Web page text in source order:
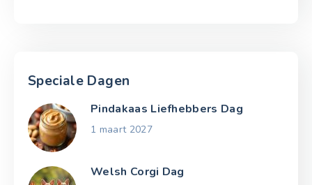
Speciale Dagen
Pindakaas Liefhebbers Dag
1 maart 2027
Welsh Corgi Dag